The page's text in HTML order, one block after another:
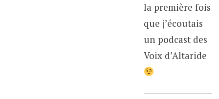
la première fois
que j’écoutais
un podcast des
Voix d’Altaride